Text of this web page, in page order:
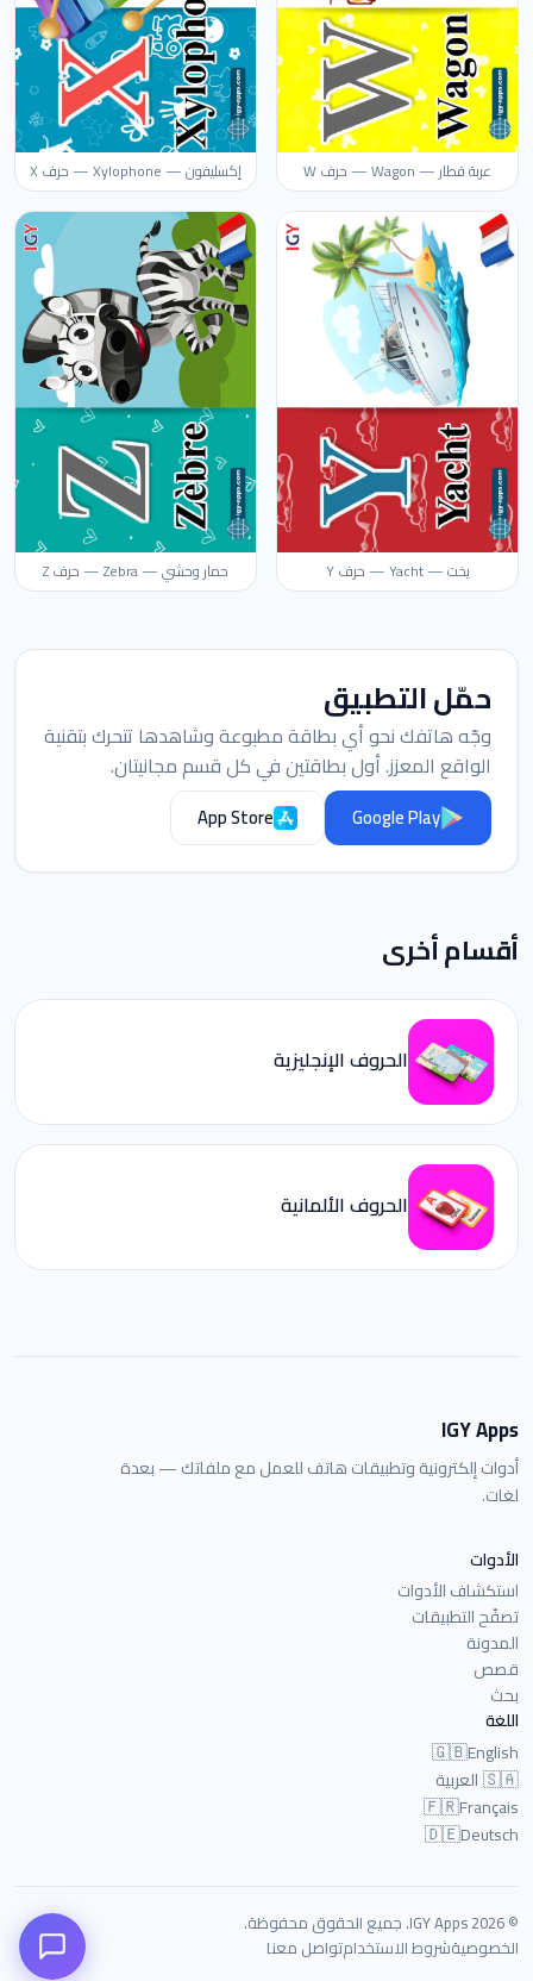
عربة قطار — Wagon — حرف W إكسليفون — Xylophone — حرف X
يخت — Yacht — حرف Y حمار وحشي — Zebra — حرف Z
حمّل التطبيق
وجّه هاتفك نحو أي بطاقة مطبوعة وشاهدها تتحرك بتقنية
الواقع المعزز. أول بطاقتين في كل قسم مجانيتان.
Google Play
App Store
أقسام أخرى
الحروف الإنجليزية
الحروف الألمانية
IGY Apps
أدوات إلكترونية وتطبيقات هاتف للعمل مع ملفاتك — بعدة
لغات.
الأدوات
استكشاف الأدوات
تصفّح التطبيقات
المدونة
قصص
بحث
اللغة
🇬🇧English
🇸🇦العربية
🇫🇷Français
🇩🇪Deutsch
© 2026 IGY Apps. جميع الحقوق محفوظة.
الخصوصيةشروط الاستخدامتواصل معنا